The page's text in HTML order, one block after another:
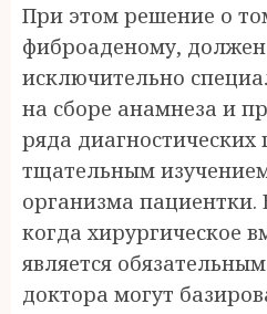
При этом решение о
фиброаденому,
исключительно
на сборе анамнеза и
ряда диагностических
тщательным
организма пациентки.
когда хирургическое
является
доктора могут